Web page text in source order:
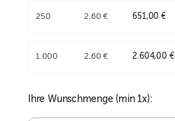
250 2,60 € 651,00 €
1.000 2,60 € 2.604,00 €
Ihre Wunschmenge (min1x):